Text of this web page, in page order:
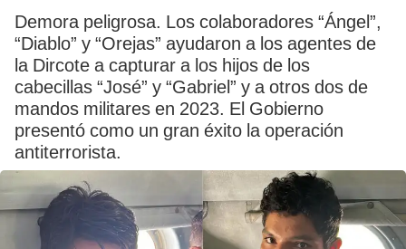
Demora peligrosa. Los colaboradores “Ángel”,
“Diablo” y “Orejas” ayudaron a los agentes de
la Dircote a capturar a los hijos de los
cabecillas “José” y “Gabriel” y a otros dos de
mandos militares en 2023. El Gobierno
presentó como un gran éxito la operación
antiterrorista.